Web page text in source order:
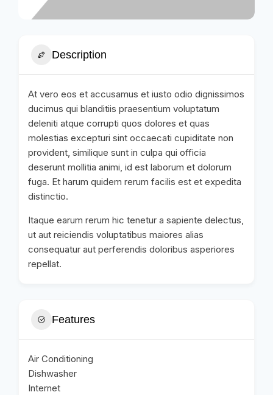
Description
At vero eos et accusamus et iusto odio dignissimos
ducimus qui blanditiis praesentium voluptatum
deleniti atque corrupti quos dolores et quas
molestias excepturi sint occaecati cupiditate non
provident, similique sunt in culpa qui officia
deserunt mollitia animi, id est laborum et dolorum
fuga. Et harum quidem rerum facilis est et expedita
distinctio.
Itaque earum rerum hic tenetur a sapiente delectus,
ut aut reiciendis voluptatibus maiores alias
consequatur aut perferendis doloribus asperiores
repellat.
Features
Air Conditioning
Dishwasher
Internet